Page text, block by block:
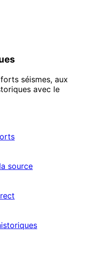
séismes, aux
avec le
source